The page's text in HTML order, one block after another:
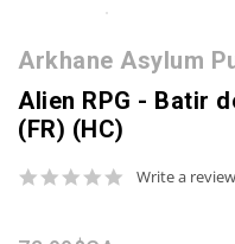
Arkhane Asylum
Alien RPG - Batir
(FR) (HC)
0.0
Write a review